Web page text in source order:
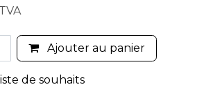
Ajouter au panier
de souhaits